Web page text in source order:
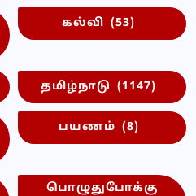
கல்வி (53)
தமிழ்நாடு (1147)
பயணம் (8)
பொழுதுபோக்கு